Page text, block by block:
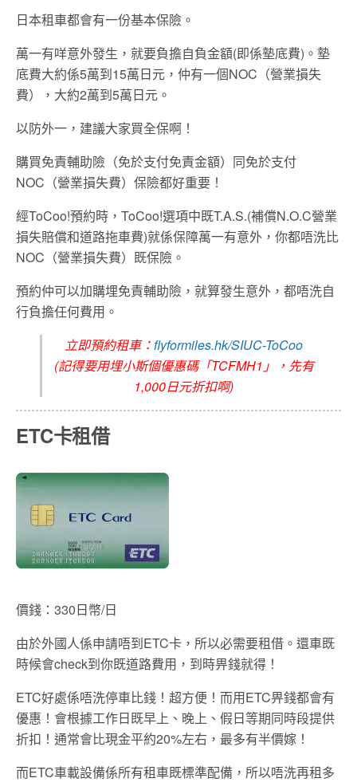
日本租車都會有一份基本保險。
萬一有咩意外發生，就要負擔自負金額(即係墊底費)。墊
底費大約係5萬到15萬日元，仲有一個NOC（營業損失
費），大約2萬到5萬日元。
以防外一，建議大家買全保啊！
購買免責輔助險（免於支付免責金額）同免於支付
NOC（營業損失費）保險都好重要！
經ToCoo!預約時，ToCoo!選項中既T.A.S.(補償N.O.C營業
損失賠償和道路拖車費)就係保障萬一有意外，你都唔洗比
NOC（營業損失費）既保險。
預約仲可以加購埋免責輔助險，就算發生意外，都唔洗自
行負擔任何費用。
立即預約租車： flyformiles.hk/SIUC-ToCoo
(記得要用埋小斯個優惠碼「TCFMH1」，先有
1,000日元折扣啊)
ETC卡租借
價錢：330日幣/日
由於外國人係申請唔到ETC卡，所以必需要租借。還車既
時候會check到你既道路費用，到時畀錢就得！
ETC好處係唔洗停車比錢！超方便！而用ETC畀錢都會有
優惠！會根據工作日既早上、晚上、假日等期同時段提供
折扣！通常會比現金平約20%左右，最多有半價嫁！
而ETC車載設備係所有租車既標準配備，所以唔洗再租多